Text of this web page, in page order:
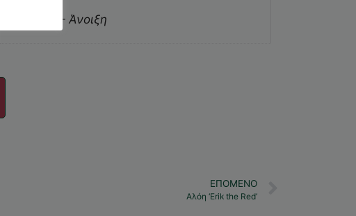
Χειμώνας – Άνοιξη
ΕΠΌΜΕΝΟ
Αλόη ‘Erik the Red’